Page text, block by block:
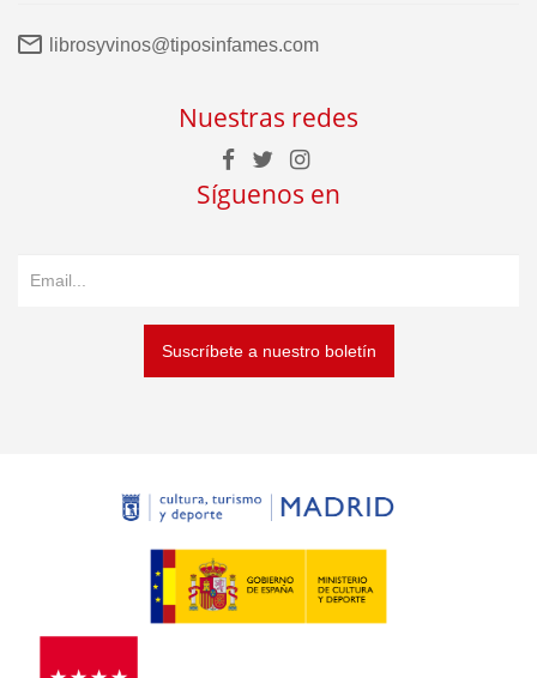
librosyvinos@tiposinfames.com
Nuestras redes
Síguenos en
Suscríbete a nuestro boletín